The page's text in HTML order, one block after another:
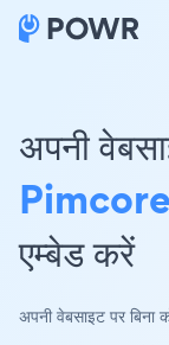
अपनी
Pimcore
एम्बेड करें
अपनी वेबसाइट पर